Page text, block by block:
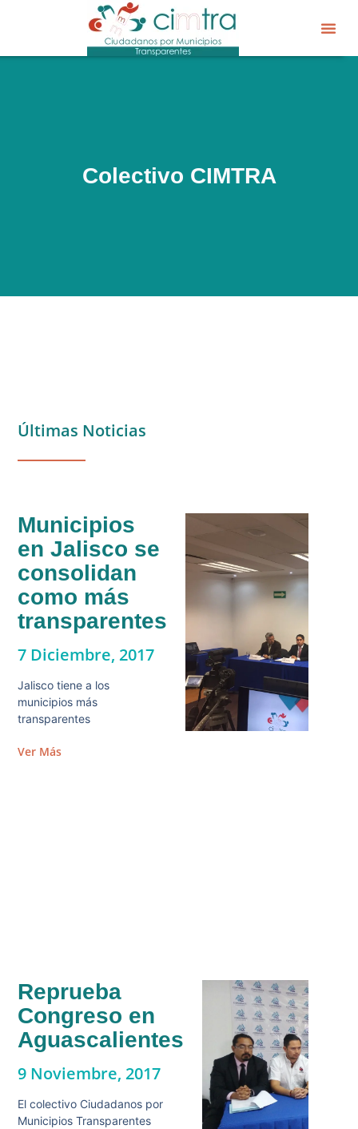
Colectivo CIMTRA
Últimas Noticias
Municipios
en Jalisco se
consolidan
como más
transparentes
7 Diciembre, 2017
Jalisco tiene a los
municipios más
transparentes
Ver Más
Reprueba
Congreso en
Aguascalientes
9 Noviembre, 2017
El colectivo Ciudadanos por
Municipios Transparentes